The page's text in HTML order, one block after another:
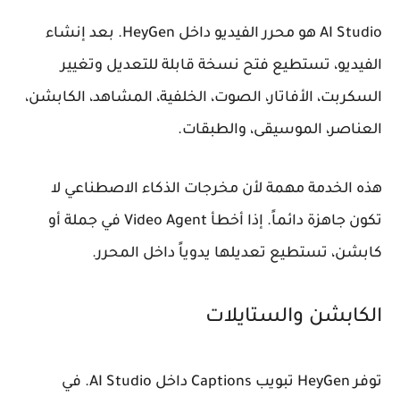
AI Studio هو محرر الفيديو داخل HeyGen. بعد إنشاء
الفيديو، تستطيع فتح نسخة قابلة للتعديل وتغيير
السكربت، الأفاتار، الصوت، الخلفية، المشاهد، الكابشن،
العناصر، الموسيقى، والطبقات.
هذه الخدمة مهمة لأن مخرجات الذكاء الاصطناعي لا
تكون جاهزة دائماً. إذا أخطأ Video Agent في جملة أو
كابشن، تستطيع تعديلها يدوياً داخل المحرر.
الكابشن والستايلات
توفر HeyGen تبويب Captions داخل AI Studio. في